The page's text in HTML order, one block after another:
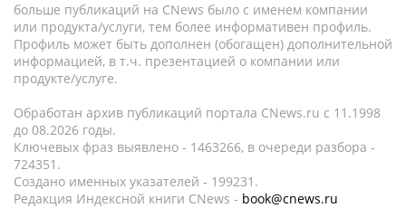
больше публикаций на CNews было с именем компании
или продукта/услуги, тем более информативен профиль.
Профиль может быть дополнен (обогащен) дополнительной
информацией, в т.ч. презентацией о компании или
продукте/услуге.
Обработан архив публикаций портала CNews.ru c 11.1998
до 08.2026 годы.
Ключевых фраз выявлено - 1463266, в очереди разбора -
724351.
Создано именных указателей - 199231.
Редакция Индексной книги CNews - book@cnews.ru